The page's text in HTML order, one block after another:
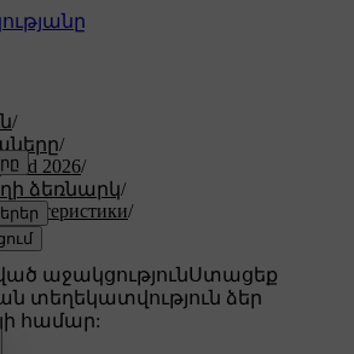
/
/
2026/
ձեռնարկ/
/
աջակցությունՍտացեք
ձեր
համար: